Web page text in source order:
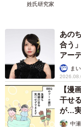
姓氏研究家
あの
合う
アー
ま
【漫
干せ
が…実
中